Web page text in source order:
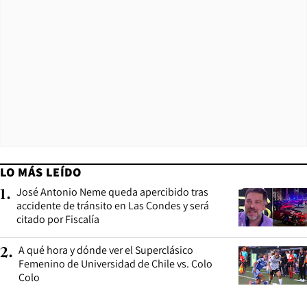
LO MÁS LEÍDO
1. José Antonio Neme queda apercibido tras
accidente de tránsito en Las Condes y será
citado por Fiscalía
2. A qué hora y dónde ver el Superclásico
Femenino de Universidad de Chile vs. Colo
Colo